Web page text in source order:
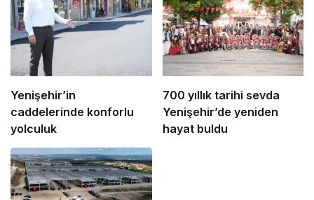
Yenişehir’in
caddelerinde konforlu
yolculuk
700 yıllık tarihi sevda
Yenişehir’de yeniden
hayat buldu